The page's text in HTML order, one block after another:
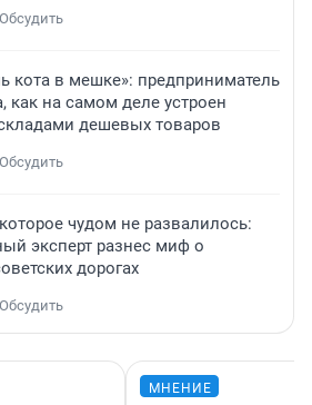
Обсудить
кота в мешке»: предприниматель
как на самом деле устроен
дешевых товаров
Обсудить
чудом не развалилось:
эксперт разнес миф о
дорогах
Обсудить
МНЕНИЕ